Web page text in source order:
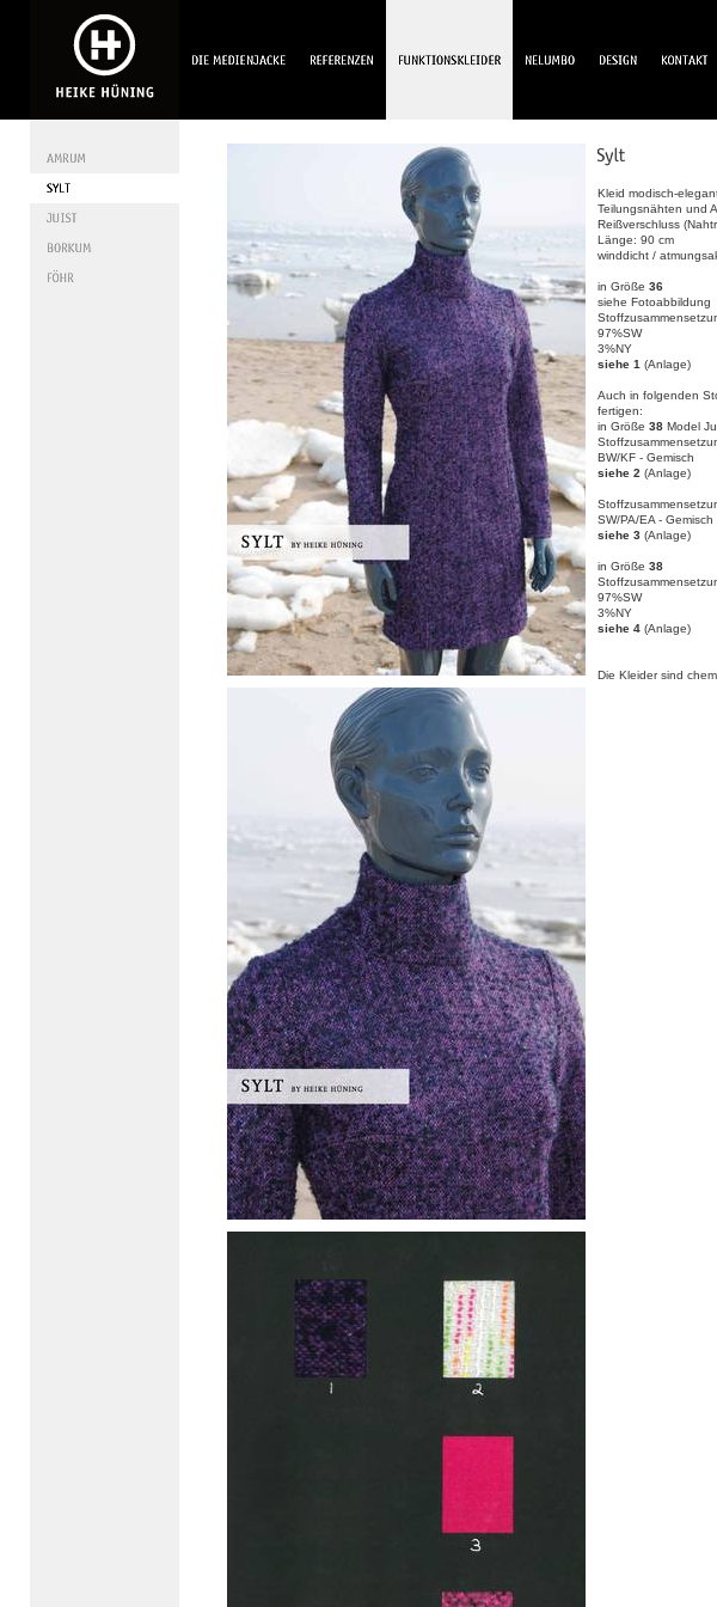
Kleid modisch-
Teilungsnähten und
Reißverschluss
Länge: 90 cm
winddicht /
in Größe 36
siehe Fotoabbildung
97%SW
3%NY
siehe 1 (Anlage)
Auch in folgenden
fertigen:
in Größe 38 Model
BW/KF - Gemisch
siehe 2 (Anlage)
SW/PA/EA - Gemisch
siehe 3 (Anlage)
in Größe 38
97%SW
3%NY
siehe 4 (Anlage)
Die Kleider sind